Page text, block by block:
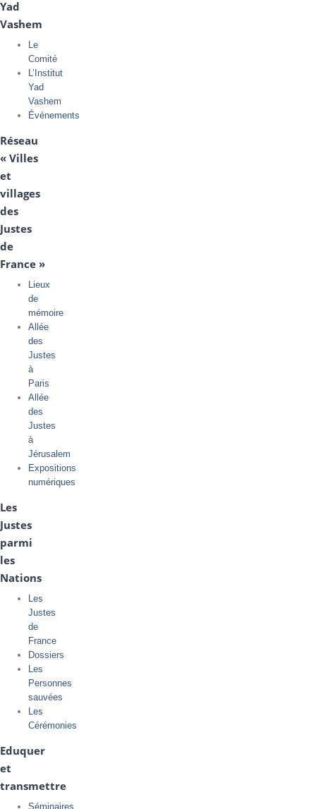
Yad
Vashem
Le
Comité
L’Institut
Yad
Vashem
Événements
Réseau
« Villes
et
villages
des
Justes
de
France »
Lieux
de
mémoire
Allée
des
Justes
à
Paris
Allée
des
Justes
à
Jérusalem
Expositions
numériques
Les
Justes
parmi
les
Nations
Les
Justes
de
France
Dossiers
Les
Personnes
sauvées
Les
Cérémonies
Eduquer
et
transmettre
Séminaires